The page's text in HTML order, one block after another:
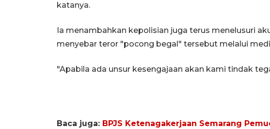
katanya.
Ia menambahkan kepolisian juga terus menelusuri
menyebar teror "pocong begal" tersebut melalui
"Apabila ada unsur kesengajaan akan kami tindak
Baca juga: BPJS Ketenagakerjaan Semarang